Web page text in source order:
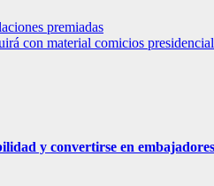
premiadas
con material comicios
y convertirse en